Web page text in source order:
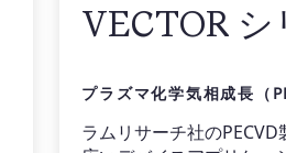
VECTOR シ
プラズマ化学気相成長（
ラムリサーチ社の